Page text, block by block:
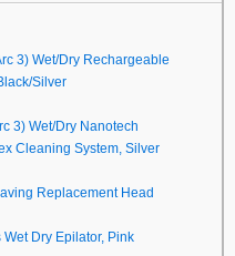
3) Wet/Dry Rechargeable
Silver
3) Wet/Dry Nanotech
Cleaning System, Silver
Replacement Head
Dry Epilator, Pink